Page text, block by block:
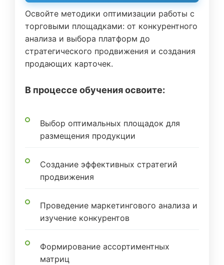
Освойте методики оптимизации работы с
торговыми площадками: от конкурентного
анализа и выбора платформ до
стратегического продвижения и создания
продающих карточек.
В процессе обучения освоите:
Выбор оптимальных площадок для
размещения продукции
Создание эффективных стратегий
продвижения
Проведение маркетингового анализа и
изучение конкурентов
Формирование ассортиментных
матриц